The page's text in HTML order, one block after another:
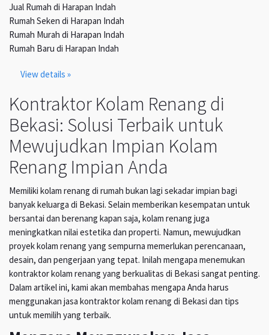
Jual Rumah di Harapan Indah
Rumah Seken di Harapan Indah
Rumah Murah di Harapan Indah
Rumah Baru di Harapan Indah
View details »
Kontraktor Kolam Renang di
Bekasi: Solusi Terbaik untuk
Mewujudkan Impian Kolam
Renang Impian Anda
Memiliki kolam renang di rumah bukan lagi sekadar impian bagi
banyak keluarga di Bekasi. Selain memberikan kesempatan untuk
bersantai dan berenang kapan saja, kolam renang juga
meningkatkan nilai estetika dan properti. Namun, mewujudkan
proyek kolam renang yang sempurna memerlukan perencanaan,
desain, dan pengerjaan yang tepat. Inilah mengapa menemukan
kontraktor kolam renang yang berkualitas di Bekasi sangat penting.
Dalam artikel ini, kami akan membahas mengapa Anda harus
menggunakan jasa kontraktor kolam renang di Bekasi dan tips
untuk memilih yang terbaik.